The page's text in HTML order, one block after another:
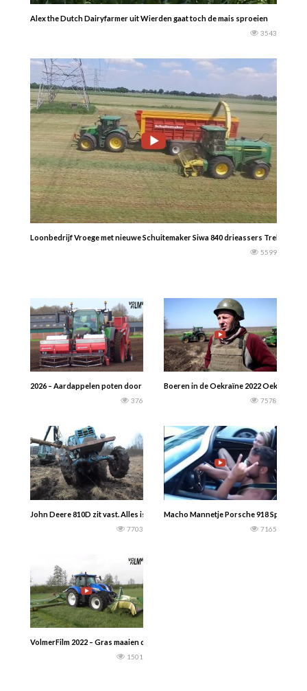
Alex the Dutch Dairyfarmer uit Wierden gaat toch de mais sproeien
3543
Loonbedrijf Vroege met nieuwe Schuitemaker Siwa 840 drieassers Trekkerweb
5599
2026 – Aardappelen poten door akkerbouwbedrijf Snijders: – Fendt Vario 724
376
Boeren in de Oekraïne 2022
7578
John Deere 810D zit vast. Alles is nodig zelfs een boomstam…………
7703
Macho Mannetje Porsche 918
7165
VolmerFilm 2022 – Gras maaien door melkveebedrijf Lohuis Buurse met de
1501